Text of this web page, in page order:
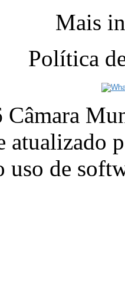
Mais
Política
atualizado
uso de